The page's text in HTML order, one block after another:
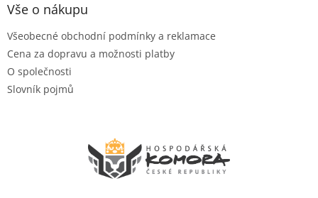
Vše o nákupu
Všeobecné obchodní podmínky a reklamace
Cena za dopravu a možnosti platby
O společnosti
Slovník pojmů